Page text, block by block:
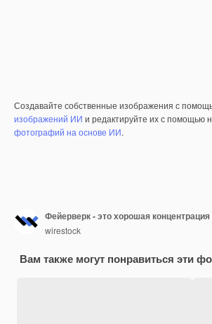
Создавайте собственные изображения с
изображений ИИ и редактируйте их с помощью
фотографий на основе ИИ.
Фейерверк - это хорошая концентрация
wirestock
Вам также могут понравиться эти